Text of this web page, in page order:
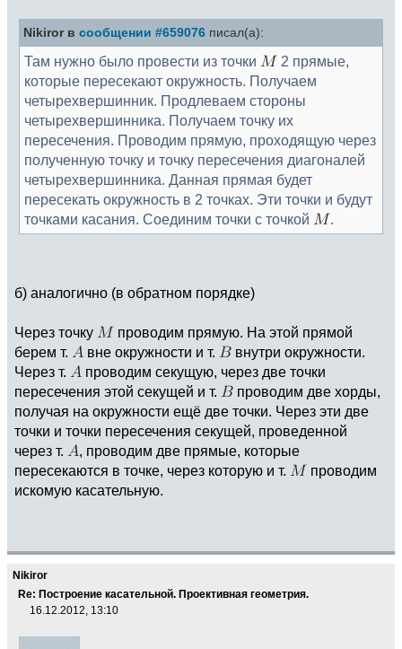
Nikiror в сообщении #659076 писал(а):
Там нужно было провести из точки
2 прямые,
которые пересекают окружность. Получаем
четырехвершинник. Продлеваем стороны
четырехвершинника. Получаем точку их
пересечения. Проводим прямую, проходящую через
полученную точку и точку пересечения диагоналей
четырехвершинника. Данная прямая будет
пересекать окружность в 2 точках. Эти точки и будут
точками касания. Соединим точки с точкой
.
б) аналогично (в обратном порядке)
Через точку
проводим прямую. На этой прямой
берем т.
вне окружности и т.
внутри окружности.
Через т.
проводим секущую, через две точки
пересечения этой секущей и т.
проводим две хорды,
получая на окружности ещё две точки. Через эти две
точки и точки пересечения секущей, проведенной
через т.
, проводим две прямые, которые
пересекаются в точке, через которую и т.
проводим
искомую касательную.
Nikiror
Re: Построение касательной. Проективная геометрия.
16.12.2012, 13:10